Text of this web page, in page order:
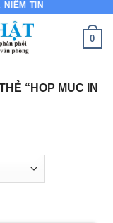
TIN
0
“HOP MUC IN